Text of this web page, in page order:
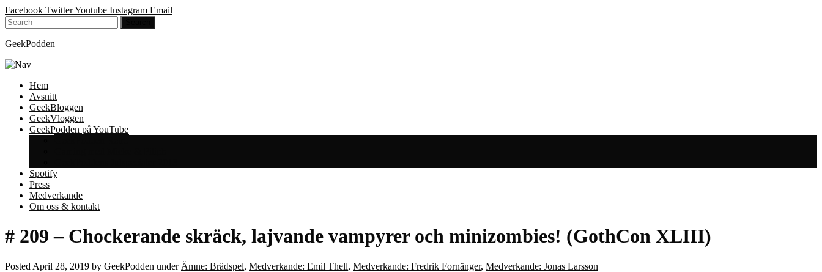
Facebook TwitterYoutube Instagram Email
GeekPodden
Hem
Avsnitt
GeekBloggen
GeekVloggen
GeekPodden på YouTube
Spotify
Press
Medverkande
Om oss & kontakt
# 209 – Chockerande skräck, lajvande vampyrer och minizombies! (GothCon XLIII)
Posted April 28, 2019 by GeekPodden under Ämne: Brädspel, Medverkande: Emil Thell, Medverkande: Fredrik Fornänger, Medverkande: Jonas Larsson